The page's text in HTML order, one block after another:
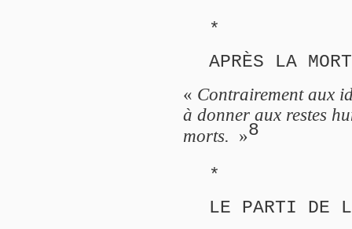
*
APRÈS LA MORT
« Contrairement aux
à donner aux restes
morts. »8
*
LE PARTI DE